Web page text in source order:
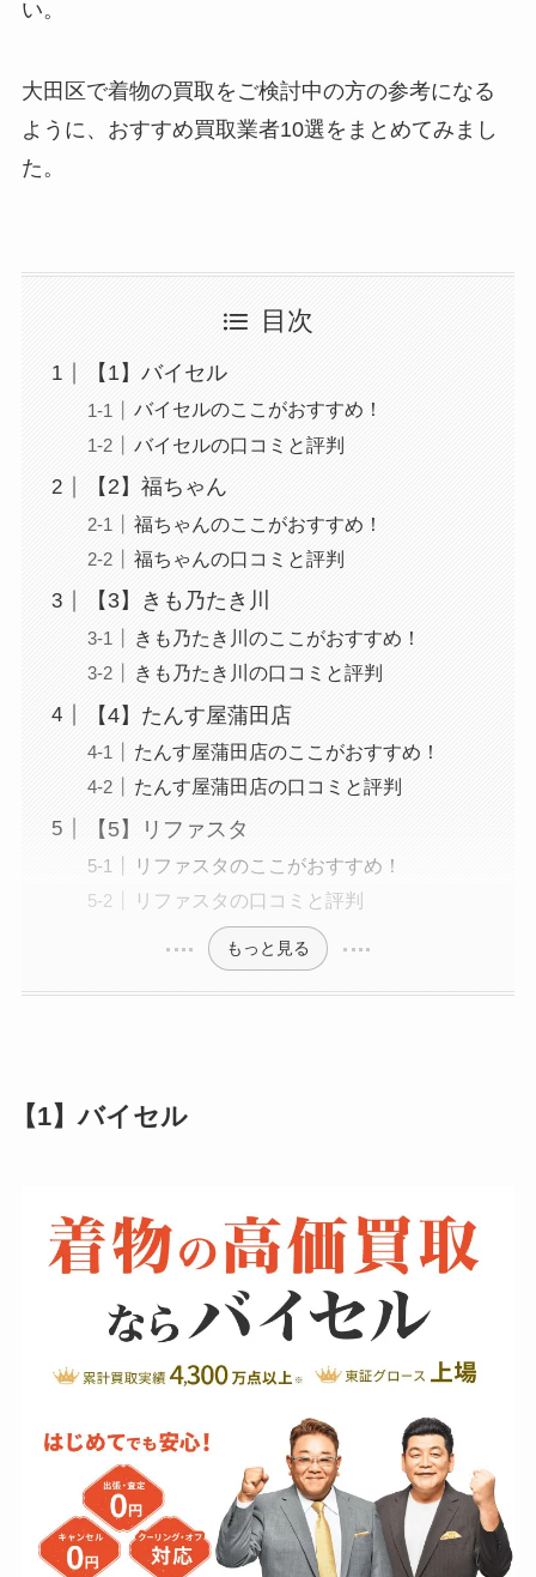
い。
大田区で着物の買取をご検討中の方の参考になる
ように、おすすめ買取業者10選をまとめてみまし
た。
目次
【1】バイセル
バイセルのここがおすすめ！
バイセルの口コミと評判
【2】福ちゃん
福ちゃんのここがおすすめ！
福ちゃんの口コミと評判
【3】きも乃たき川
きも乃たき川のここがおすすめ！
きも乃たき川の口コミと評判
【4】たんす屋蒲田店
たんす屋蒲田店のここがおすすめ！
たんす屋蒲田店の口コミと評判
【5】リファスタ
リファスタのここがおすすめ！
リファスタの口コミと評判
もっと見る
【1】バイセル